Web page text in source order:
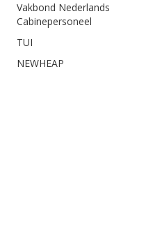
Vakbond Nederlands
Cabinepersoneel
TUI
NEWHEAP